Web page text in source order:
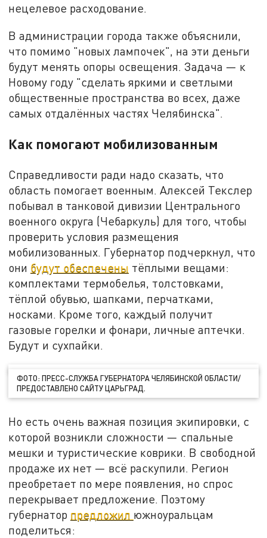
нецелевое расходование.
В администрации города также объяснили,
что помимо "новых лампочек", на эти деньги
будут менять опоры освещения. Задача — к
Новому году "сделать яркими и светлыми
общественные пространства во всех, даже
самых отдалённых частях Челябинска".
Как помогают мобилизованным
Справедливости ради надо сказать, что
область помогает военным. Алексей Текслер
побывал в танковой дивизии Центрального
военного округа (Чебаркуль) для того, чтобы
проверить условия размещения
мобилизованных. Губернатор подчеркнул, что
они будут обеспечены тёплыми вещами:
комплектами термобелья, толстовками,
тёплой обувью, шапками, перчатками,
носками. Кроме того, каждый получит
газовые горелки и фонари, личные аптечки.
Будут и сухпайки.
ФОТО: ПРЕСС-СЛУЖБА ГУБЕРНАТОРА ЧЕЛЯБИНСКОЙ ОБЛАСТИ/
ПРЕДОСТАВЛЕНО САЙТУ ЦАРЬГРАД.
Но есть очень важная позиция экипировки, с
которой возникли сложности — спальные
мешки и туристические коврики. В свободной
продаже их нет — всё раскупили. Регион
преобретает по мере появления, но спрос
перекрывает предложение. Поэтому
губернатор предложил южноуральцам
поделиться: